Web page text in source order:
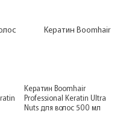
Кератин Boomhair
Professional Keratin Ultra
Nuts для волос 500 мл